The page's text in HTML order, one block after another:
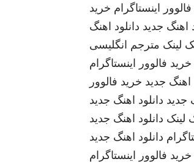
اینستاگرام خرید
اهنگ جدید دانلود اهنگ
لینک مترجم انگلیسی
خرید فالوور اینستاگرام
اهنگ جدید خرید فالوور
جدید دانلود اهنگ جدید
لینک دانلود اهنگ جدید
دانلود اهنگ جدید
خرید فالوور اینستاگرام